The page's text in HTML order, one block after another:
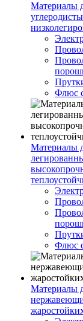
Материалы
Флюс
Материалы
Флюс
Материалы